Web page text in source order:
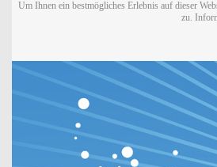
Um Ihnen ein bestmögliches Erlebnis auf dieser
zu.